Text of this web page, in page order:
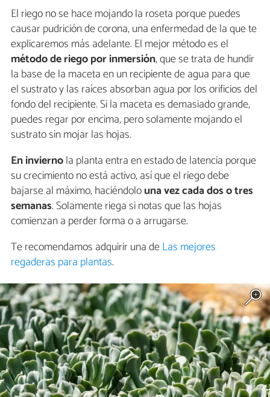
El riego no se hace mojando la roseta porque puedes
causar pudrición de corona, una enfermedad de la que te
explicaremos más adelante. El mejor método es el
método de riego por inmersión, que se trata de hundir
la base de la maceta en un recipiente de agua para que
el sustrato y las raíces absorban agua por los orificios del
fondo del recipiente. Si la maceta es demasiado grande,
puedes regar por encima, pero solamente mojando el
sustrato sin mojar las hojas.
En inviernola planta entra en estado de latencia porque
su crecimiento no está activo, así que el riego debe
bajarse al máximo, haciéndolouna vez cada dos o tres
semanas. Solamente riega si notas que las hojas
comienzan a perder forma o a arrugarse.
Te recomendamos adquirir una deLas mejores
regaderas para plantas.